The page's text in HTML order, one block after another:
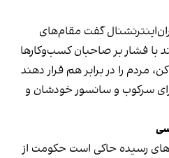
گفت مقام‌های
با فشار بر صاحبان کسب‌وکارها
مردم را در برابر هم قرار دهند
سرکوب و سانسور خودشان و
رسیده حاکی است حکومت از